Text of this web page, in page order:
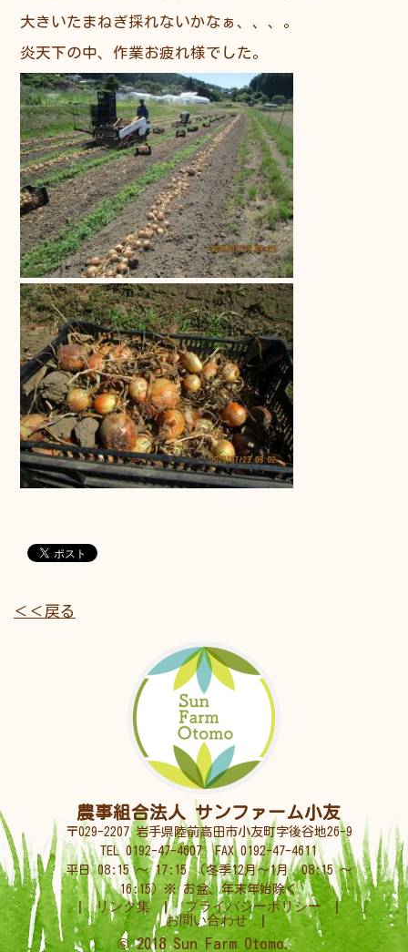
大きいたまねぎ採れないかなぁ、、、。
炎天下の中、作業お疲れ様でした。
＜＜戻る
農事組合法人 サンファーム小友
〒029-2207 岩手県陸前高田市小友町字後谷地26-9
TEL 0192-47-4607FAX 0192-47-4611
平日 08:15 〜 17:15 （冬季12月〜1月 08:15 〜
16:15）※ お盆、年末年始除く
|リンク集| プライバシーポリシー|
お問い合わせ|
© 2018 Sun Farm Otomo.